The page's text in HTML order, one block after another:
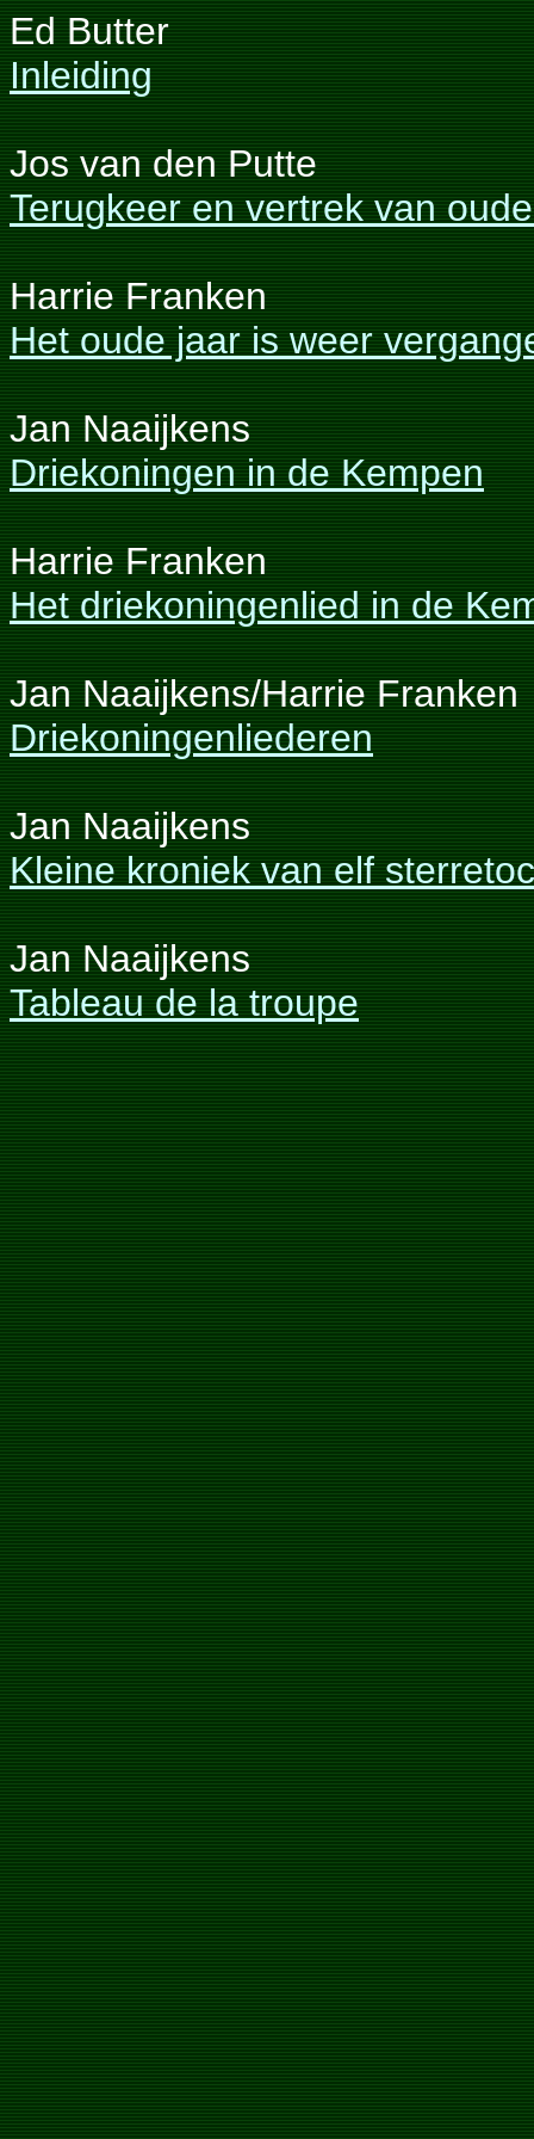
Ed Butter
Inleiding
Jos van den Putte
Terugkeer en vertrek van
Harrie Franken
Het oude jaar is weer
Jan Naaijkens
Driekoningen in de Kempen
Harrie Franken
Het driekoningenlied in de
Jan Naaijkens/Harrie Franken
Driekoningenliederen
Jan Naaijkens
Kleine kroniek van elf
Jan Naaijkens
Tableau de la troupe